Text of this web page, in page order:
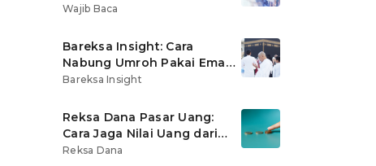
Ritel
Wajib Baca
Bareksa Insight: Cara
Nabung Umroh Pakai Emas
Digital agar Nilainya
Bareksa Insight
Reksa Dana Pasar Uang:
Cara Jaga Nilai Uang dari
Gerusan Inflasi
Reksa Dana